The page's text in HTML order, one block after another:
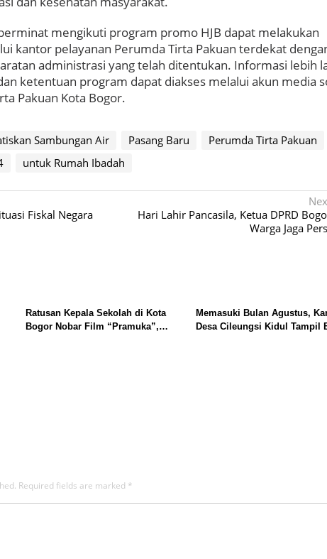
u
m
a
h
I
d
a
h
a
B
mengikuti program promo HJB dapat melakukan
kantor pelayanan Perumda Tirta Pakuan terdekat
administrasi yang telah ditentukan. Informasi lebih
ketentuan program dapat diakses melalui akun media
Pakuan Kota Bogor.
Sambungan Air Pasang Baru
Perumda Tirta Pakuan
untuk Rumah Ibadah
Fiskal Negara
Hari Lahir Pancasila, Ketua DPRD
Warga Jaga
Ratusan Kepala Sekolah di Kota
Bogor Nobar Film “Pramuka”,
Memasuki Bulan Agustus,
Desa Cileungsi Kidul Tampil
Required fields are marked *